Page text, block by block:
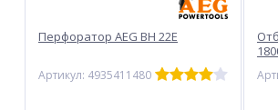
Перфоратор AEG BH 22E
Артикул: 4935411480